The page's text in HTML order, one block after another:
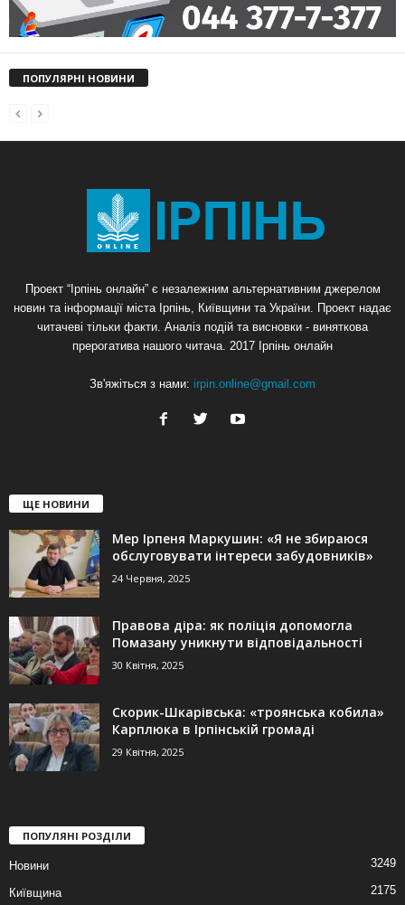
ПОПУЛЯРНІ НОВИНИ
Проект “Ірпінь онлайн” є незалежним альтернативним джерелом
новин та інформації міста Ірпінь, Київщини та України. Проект надає
читачеві тільки факти. Аналіз подій та висновки - виняткова
прерогатива нашого читача. 2017 Ірпінь онлайн
Зв'яжіться з нами: irpin.online@gmail.com
ЩЕ НОВИНИ
Мер Ірпеня Маркушин: «Я не збираюся
обслуговувати інтереси забудовників»
24 Червня, 2025
Правова діра: як поліція допомогла
Помазану уникнути відповідальності
30 Квітня, 2025
Скорик-Шкарівська: «троянська кобила»
Карплюка в Ірпінській громаді
29 Квітня, 2025
ПОПУЛЯНІ РОЗДІЛИ
Новини 3249
Київщина 2175